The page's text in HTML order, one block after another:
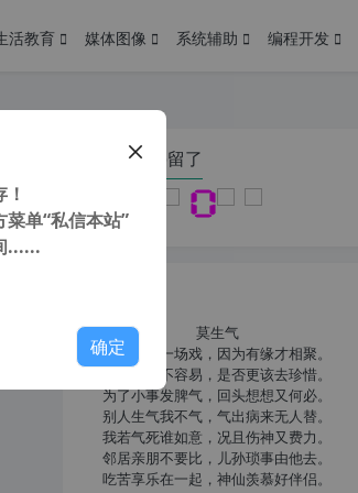
活教育 媒体图像 系统辅助 编程开发
您在本页停留了
莫生气
人生就像一场戏，因为有缘才相聚。
相扶到老不容易，是否更该去珍惜。
为了小事发脾气，回头想想又何必。
别人生气我不气，气出病来无人替。
我若气死谁如意，况且伤神又费力。
邻居亲朋不要比，儿孙琐事由他去。
吃苦享乐在一起，神仙羡慕好伴侣。
单“私信本站”
......
确定